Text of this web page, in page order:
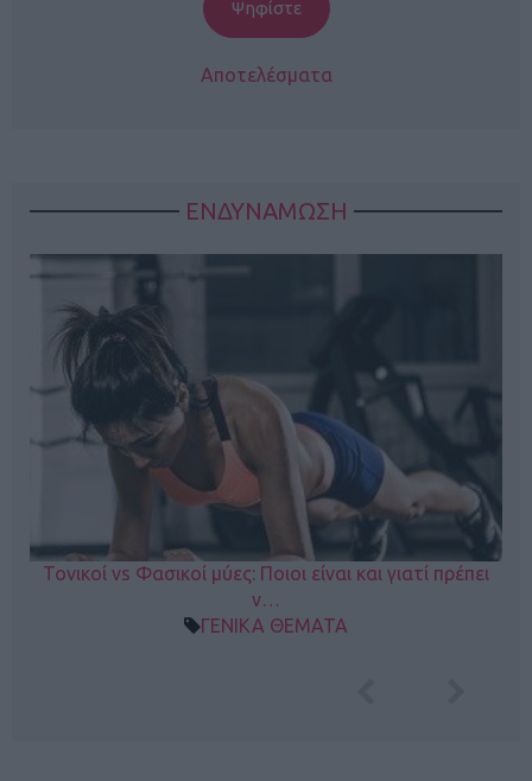
Αποτελέσματα
ΕΝΔΥΝΑΜΩΣΗ
Τονικοί vs Φασικοί μύες: Ποιοι είναι και γιατί πρέπει
ν…
ΓΕΝΙΚΑ ΘΕΜΑΤΑ